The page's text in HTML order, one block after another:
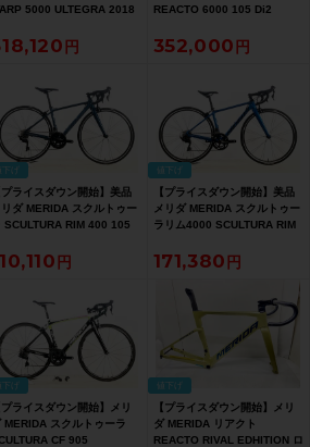
5000 ULTEGRA 2018
ロードバイク Mサイズ マッ
UDカーボン【お買い得
REACTO 6000 105 Di2
ドバイク S(52)サイズ 2×12速
【お買い得SALE】
352,000
下げ
プライスダウン開始】美品
リダ MERIDA スクルトゥー
SCULTURA RIM 400 105
ティールブルー【お買い得
】
値下げ
【プライスダウン開始】美品
メリダ MERIDA スクルトゥー
ラリム4000 SCULTURA RIM
ク 41サイズ ブラック/ブルー
【お買い得SALE】
171,380
下げ
プライスダウン開始】メリ
MERIDA スクルトゥーラ
CF 905
値下げ
【プライスダウン開始】メリ
ダ MERIDA リアクト
REACTO RIVAL EDHITION ロ